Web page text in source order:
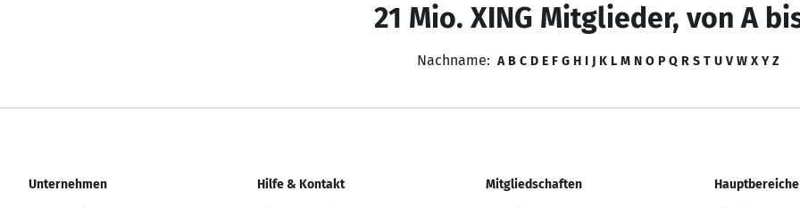
21 Mio. XING Mitglieder, von A
Nachname: A B C D E F G H I J K L M N O P Q R S T U V W X Y Z
Unternehmen Hilfe & Kontakt Mitgliedschaften Hauptbereiche